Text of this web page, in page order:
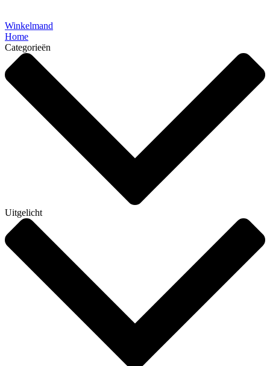
Winkelmand
Home
Categorieën
Uitgelicht